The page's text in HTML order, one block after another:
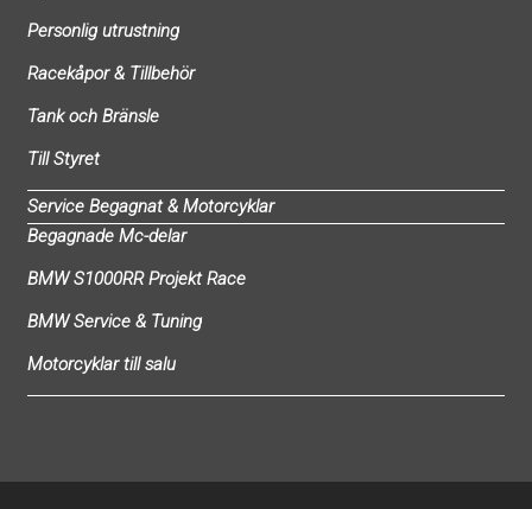
Personlig utrustning
Racekåpor & Tillbehör
Tank och Bränsle
Till Styret
Service Begagnat & Motorcyklar
Begagnade Mc-delar
BMW S1000RR Projekt Race
BMW Service & Tuning
Motorcyklar till salu